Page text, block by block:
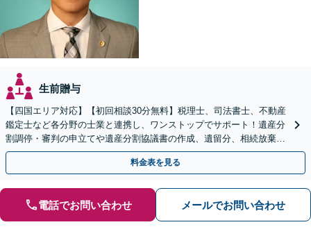
生前贈与
【四国エリア対応】【初回相談30分無料】税理士、司法書士、不動産
鑑定士など各分野の士業と連携し、ワンストップでサポート！遺産分
割調停・審判の申立てや遺産分割協議書の作成、遺留分、相続放棄、
遺言書など幅広いご相談に対応【オンライン面談OK】
料金表を見る
電話でお問い合わせ メールでお問い合わせ